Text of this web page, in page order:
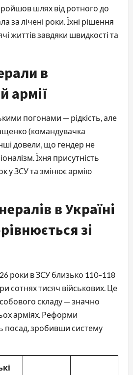
шлях від ротного до
за лічені роки. Їхні рішення
життів завдяки швидкості та
в
армії
погонами — рідкість, але
(командувачка
довели, що гендер не
Їхня присутність
у ЗСУ та змінює армію
в Україні
зі
роки в ЗСУ близько 110–118
сотнях тисяч військових. Це
складу — значно
арміях. Реформи
посад, зробивши систему